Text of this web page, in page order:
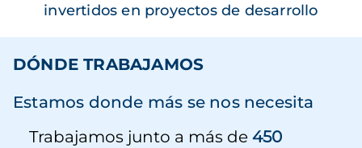
invertidos en proyectos de desarrollo
DÓNDE TRABAJAMOS
Estamos donde más se nos necesita
Trabajamos junto a más de 450